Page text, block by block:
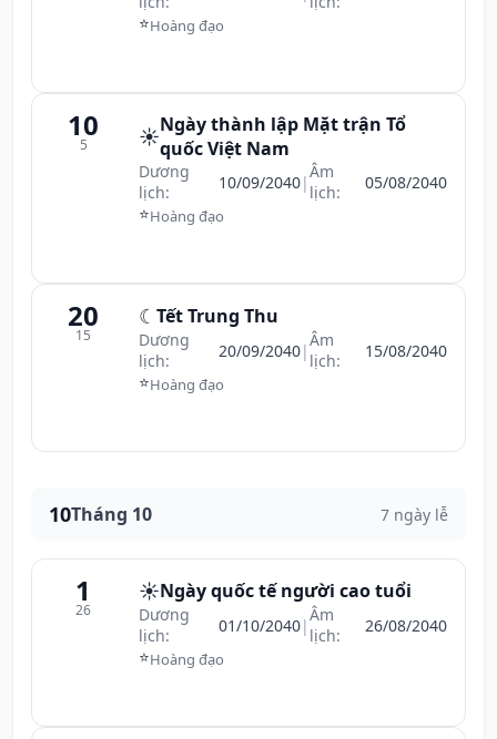
⭐Hoàng đạo
10
5 ☀️Ngày thành lập Mặt trận Tổ
quốc Việt Nam
Dương
lịch:
10/09/2040|Âm
lịch:
05/08/2040
⭐Hoàng đạo
20
15
☾ Tết Trung Thu
Dương
lịch:
20/09/2040|Âm
lịch:
15/08/2040
⭐Hoàng đạo
10Tháng 10 7 ngày lễ
1
26
☀️Ngày quốc tế người cao tuổi
Dương
lịch:
01/10/2040|Âm
lịch:
26/08/2040
⭐Hoàng đạo